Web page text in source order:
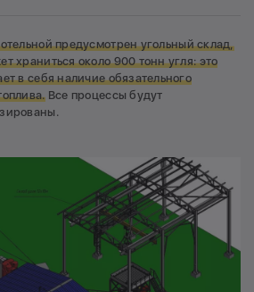
предусмотрен угольный склад,
храниться около 900 тонн угля: это
в себя наличие обязательного
Все процессы будут